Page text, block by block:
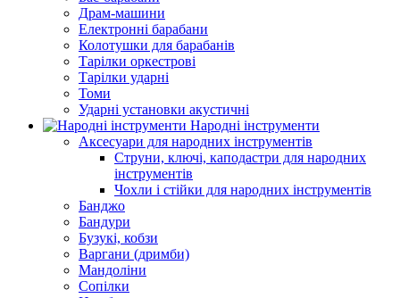
Драм-машини
Електронні барабани
Колотушки для барабанів
Тарілки оркестрові
Тарілки ударні
Томи
Ударні установки акустичні
Народні інструменти
Аксесуари для народних інструментів
Струни, ключі, каподастри для народних
інструментів
Чохли і стійки для народних інструментів
Банджо
Бандури
Бузукі, кобзи
Варгани (дримби)
Мандоліни
Сопілки